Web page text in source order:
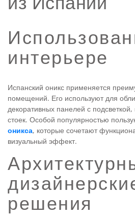
интерьере
Испанский оникс применяется
помещений. Его используют для
декоративных панелей с
стоек. Особой популярностью
оникса, которые сочетают
визуальный эффект.
решения